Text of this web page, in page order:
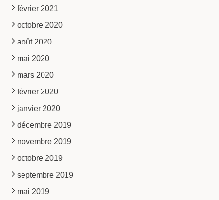
février 2021
octobre 2020
août 2020
mai 2020
mars 2020
février 2020
janvier 2020
décembre 2019
novembre 2019
octobre 2019
septembre 2019
mai 2019